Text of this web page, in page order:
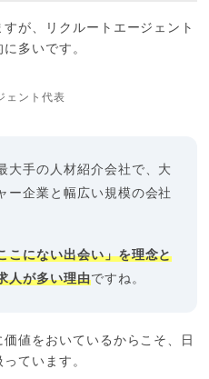
が、リクルートエージェント
多いです。
ェント代表
大手の人材紹介会社で、大
ー企業と幅広い規模の会社
こにない出会い」を理念と
人が多い理由ですね。
値をおいているからこそ、日
ています。